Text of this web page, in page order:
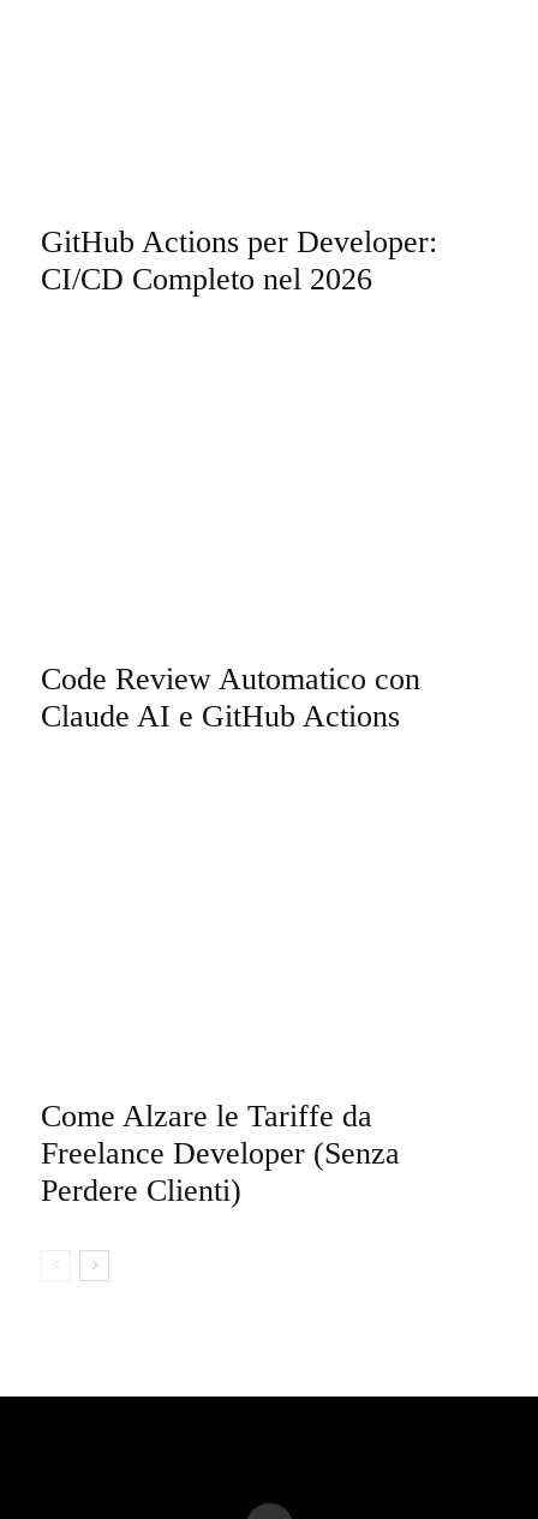
GitHub Actions per Developer:
CI/CD Completo nel 2026
Code Review Automatico con
Claude AI e GitHub Actions
Come Alzare le Tariffe da
Freelance Developer (Senza
Perdere Clienti)